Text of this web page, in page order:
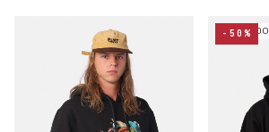
ESGOTADO
-50%